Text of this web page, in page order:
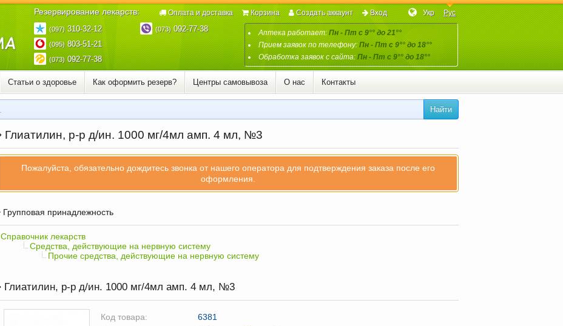
Резервирование лекарств:
(097)310-32-12
(095)803-51-21
(073)092-77-38
(073)092-77-38 Аптека работает:Пн - Пт с 9°° до 21°°
Прием заявок по телефону:Пн - Пт с 9°° до 18°°
Обработка заявок с сайта:Пн - Пт с 9°° до 18°°
Укр Рус
Оплата и доставка Корзина Создать аккаунт Вход
Статьи о здоровье Как оформить резерв? Центры самовывоза О нас Контакты
Найти
Глиатилин, р-р д/ин. 1000 мг/4мл амп. 4 мл, №3
Пожалуйста, обязательно дождитесь звонка от нашего оператора для подтверждения заказа после его
оформления.
Групповая принадлежность
Справочник лекарств
Средства, действующие на нервную систему
Прочие средства, действующие на нервную систему
Глиатилин, р-р д/ин. 1000 мг/4мл амп. 4 мл, №3
Код товара:
6381